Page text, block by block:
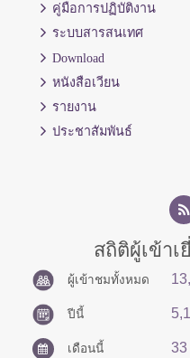
คู่มือการปฏิบัติงาน
ระบบสารสนเทศ
Download
หนังสือเวียน
รายงาน
ประชาสัมพันธ์
สถิติผู้เข้า
ผู้เข้าชมทั้งหมด
ปีนี้
เดือนนี้ 33